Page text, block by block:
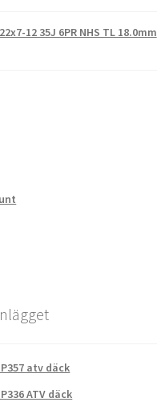
12 35J 6PR NHS TL 18.0mm
atv däck
ATV däck